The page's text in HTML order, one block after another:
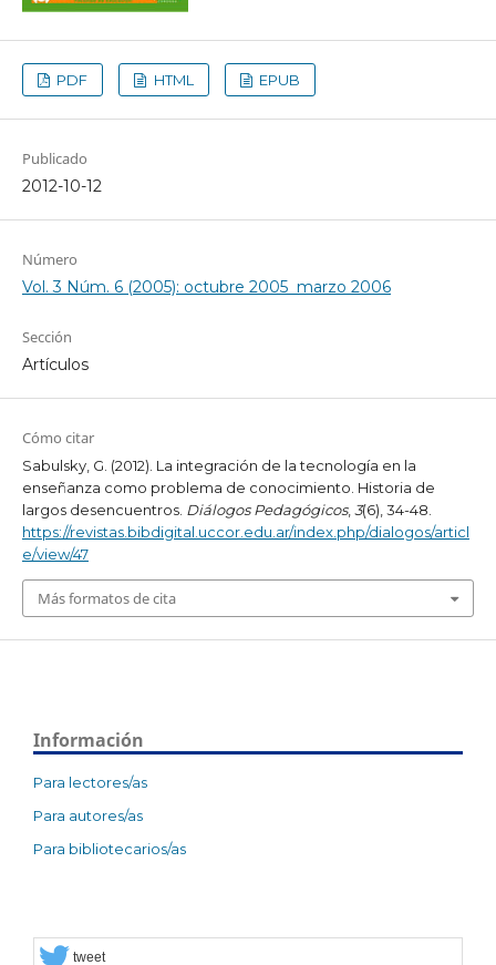
PDF HTML EPUB
Publicado
2012-10-12
Número
Vol. 3 Núm. 6 (2005): octubre 2005  marzo 2006
Sección
Artículos
Cómo citar
Sabulsky, G. (2012). La integración de la tecnología en la
enseñanza como problema de conocimiento. Historia de
largos desencuentros. Diálogos Pedagógicos, 3(6), 34-48.
https://revistas.bibdigital.uccor.edu.ar/index.php/dialogos/articl
e/view/47
Más formatos de cita
Información
Para lectores/as
Para autores/as
Para bibliotecarios/as
tweet